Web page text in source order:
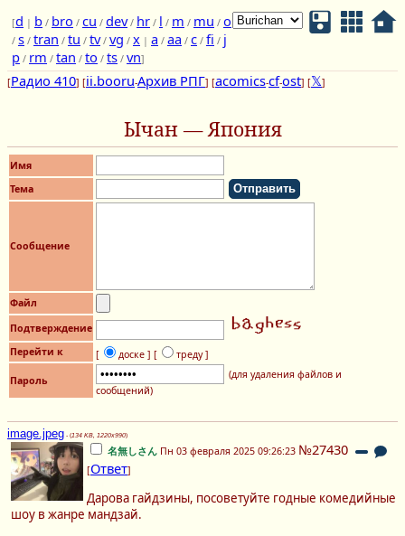
[d | b / bro / cu / dev/ hr / l / m / mu / o
/ s / tran / tu / tv/ vg / x | a / aa / c / fi / j
p / rm / tan / to / ts / vn]
[Радио 410] [ii.booru-Архив РПГ] [acomics-cf-ost] [𝕏]
Ычан — Япония
Имя
Тема
Сообщение
Файл
Подтверждение
Перейти к
[ доске ] [ треду ]
Пароль
(для удаления файлов и
сообщений)
image.jpeg - (134 KB, 1220x990)
名無しさん Пн 03 февраля 2025 09:26:23 №27430
[Ответ]
Дарова гайдзины, посоветуйте годные комедийные
шоу в жанре мандзай.